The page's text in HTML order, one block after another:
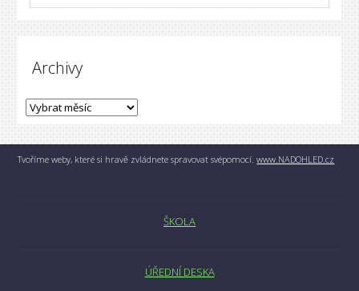
Archivy
Tvoříme weby, které si hravě zvládnete spravovat svépomocí.www.NADOHLED.cz
ŠKOLA
ÚŘEDNÍ DESKA